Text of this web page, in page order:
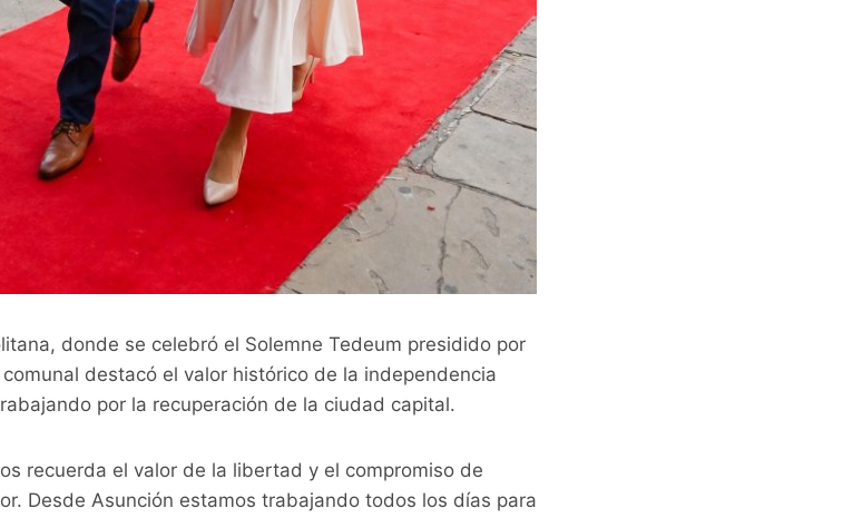
donde se celebró el Solemne Tedeum presidido por
destacó el valor histórico de la independencia
por la recuperación de la ciudad capital.
recuerda el valor de la libertad y el compromiso de
Desde Asunción estamos trabajando todos los días para